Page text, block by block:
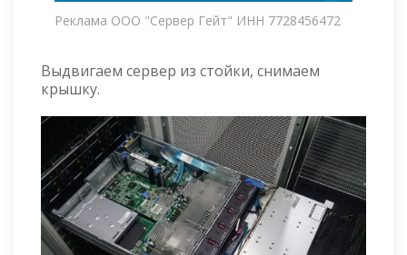
Реклама ООО "Сервер Гейт" ИНН 7728456472
Выдвигаем сервер из стойки, снимаем
крышку.